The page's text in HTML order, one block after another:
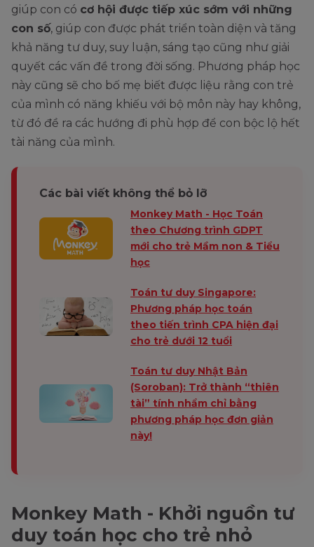
giúp con có cơ hội được tiếp xúc sớm với những
con số, giúp con được phát triển toàn diện và tăng
khả năng tư duy, suy luận, sáng tạo cũng như giải
quyết các vấn đề trong đời sống. Phương pháp học
này cũng sẽ cho bố mẹ biết được liệu rằng con trẻ
của mình có năng khiếu với bộ môn này hay không,
từ đó đề ra các hướng đi phù hợp để con bộc lộ hết
tài năng của mình.
Các bài viết không thể bỏ lỡ
Monkey Math - Học Toán
theo Chương trình GDPT
mới cho trẻ Mầm non & Tiểu
học
Toán tư duy Singapore:
Phương pháp học toán
theo tiến trình CPA hiện đại
cho trẻ dưới 12 tuổi
Toán tư duy Nhật Bản
(Soroban): Trở thành “thiên
tài” tính nhẩm chỉ bằng
phương pháp học đơn giản
này!
Monkey Math - Khởi nguồn tư
duy toán học cho trẻ nhỏ